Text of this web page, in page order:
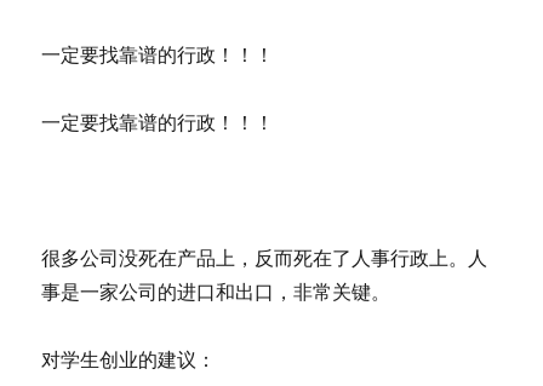
一定要找靠谱的行政！！！
一定要找靠谱的行政！！！
很多公司没死在产品上，反而死在了人事行政上。人
事是一家公司的进口和出口，非常关键。
对学生创业的建议：